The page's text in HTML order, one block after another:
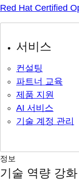
Red Hat Certified
서비스
컨설팅
파트너 교육
제품 지원
AI 서비스
기술 계정 관리
정보
기술 역량 강화